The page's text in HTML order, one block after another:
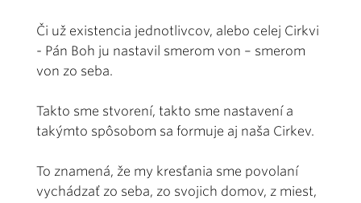
Či už existencia jednotlivcov, alebo celej Cirkvi
- Pán Boh ju nastavil smerom von – smerom
von zo seba.
Takto sme stvorení, takto sme nastavení a
takýmto spôsobom sa formuje aj naša Cirkev.
To znamená, že my kresťania sme povolaní
vychádzať zo seba, zo svojich domov, z miest,